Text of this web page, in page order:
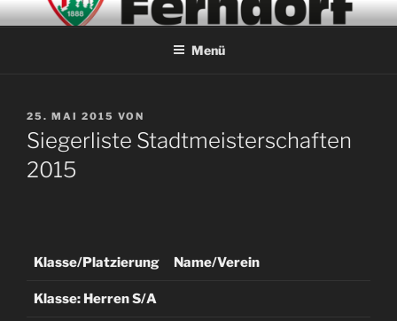
Zum
InhaltABTEILUNG TISCHTENNIS –
Menü
VERÖFFENTLICHT
AM
25. MAI 2015 VON
Siegerliste Stadtmeisterschaften
2015
Klasse/Platzierung Name/Verein
Klasse: Herren S/A